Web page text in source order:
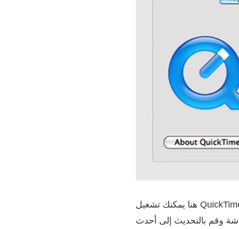
هنا يمكنك تشغيل QuickTime على جهاز Mac الخاص بك ، ثم اختيار QuickTime Player ›تحديث البرنامج
وقم بالتحديث إلى أحدث